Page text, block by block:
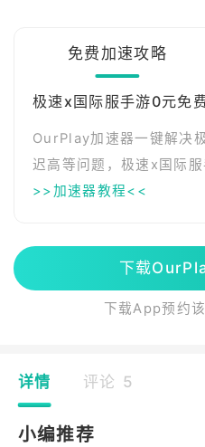
免费加速攻略
极速x国际服手游0元免
OurPlay加速器一键解决
迟高等问题，极速x国际服
>>加速器教程<<
下载
下载App预约
详情 评论 5
小编推荐